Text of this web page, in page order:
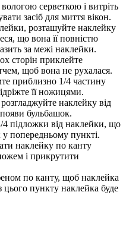
серветкою і витріть
засіб для миття вікон.
розташуйте наклейку
що вона її повністю
за межі наклейки.
сторін приклейте
щоб вона не рухалася.
приблизно 1/4 частину
її ножицями.
наклейку від
бульбашок.
4 підложки від наклейки, що
попередньому пункті.
наклейку по канту
і прикрутити
по канту, щоб наклейка
цього пункту наклейка буде